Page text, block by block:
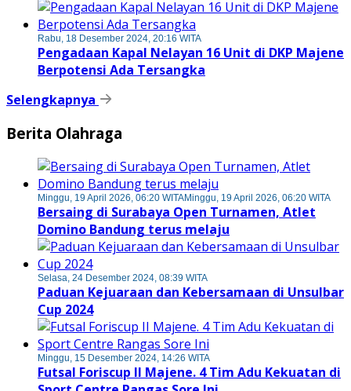
Rabu, 18 Desember 2024, 20:16 WITA
Pengadaan Kapal Nelayan 16 Unit di DKP Majene
Berpotensi Ada Tersangka
Selengkapnya
Berita Olahraga
Minggu, 19 April 2026, 06:20 WITAMinggu, 19 April 2026, 06:20 WITA
Bersaing di Surabaya Open Turnamen, Atlet
Domino Bandung terus melaju
Selasa, 24 Desember 2024, 08:39 WITA
Paduan Kejuaraan dan Kebersamaan di Unsulbar
Cup 2024
Minggu, 15 Desember 2024, 14:26 WITA
Futsal Foriscup II Majene. 4 Tim Adu Kekuatan di